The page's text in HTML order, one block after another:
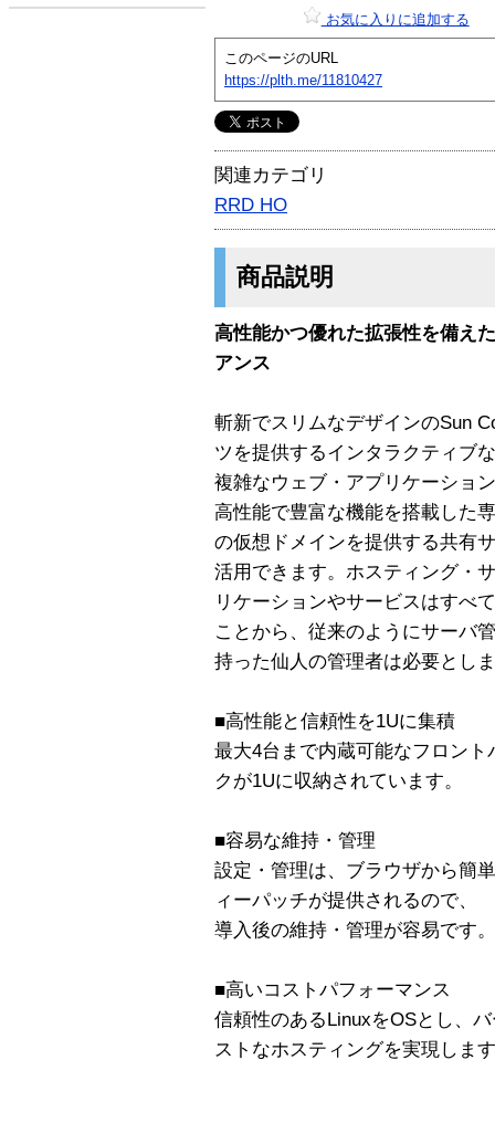
お気に入りに追加する
このページのURL
https://plth.me/11810427
関連カテゴリ
RRD HO
商品説明
高性能かつ優れた拡張性を備え
アンス
斬新でスリムなデザインのSun
ツを提供するインタラクティブ
複雑なウェブ・アプリケーショ
高性能で豊富な機能を搭載した
の仮想ドメインを提供する共有
活用できます。ホスティング・
リケーションやサービスはすべ
ことから、従来のようにサーバ
持った仙人の管理者は必要とし
■高性能と信頼性を1Uに集積
最大4台まで内蔵可能なフロン
クが1Uに収納されています。
■容易な維持・管理
設定・管理は、ブラウザから簡
ィーパッチが提供されるので、
導入後の維持・管理が容易です。
■高いコストパフォーマンス
信頼性のあるLinuxをOSとし、
ストなホスティングを実現しま